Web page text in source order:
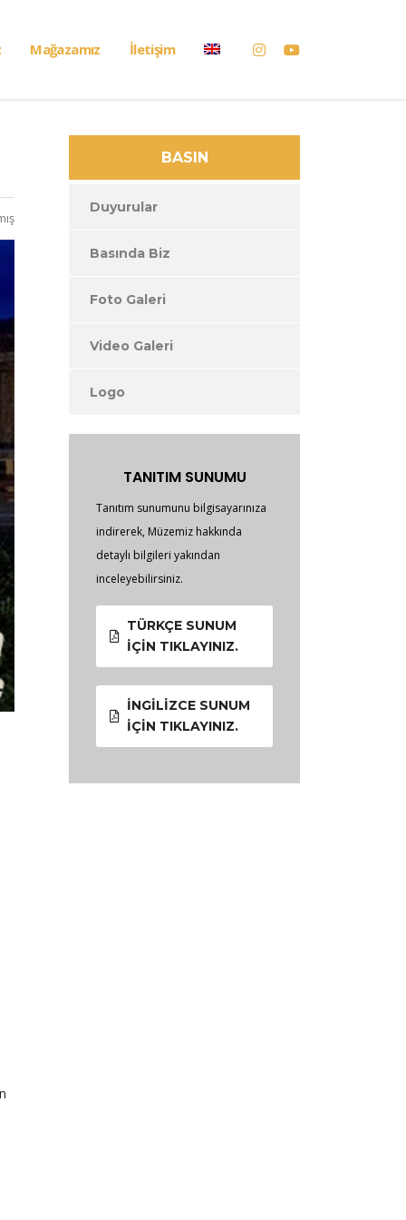
Mağazamız İletişim
BASIN
Duyurular
Basında Biz
Foto Galeri
Video Galeri
Logo
TANITIM SUNUMU
Tanıtım sunumunu bilgisayarınıza
indirerek, Müzemiz hakkında
detaylı bilgileri yakından
inceleyebilirsiniz.
TÜRKÇE SUNUM
İÇIN TIKLAYINIZ.
İNGILIZCE SUNUM
İÇIN TIKLAYINIZ.